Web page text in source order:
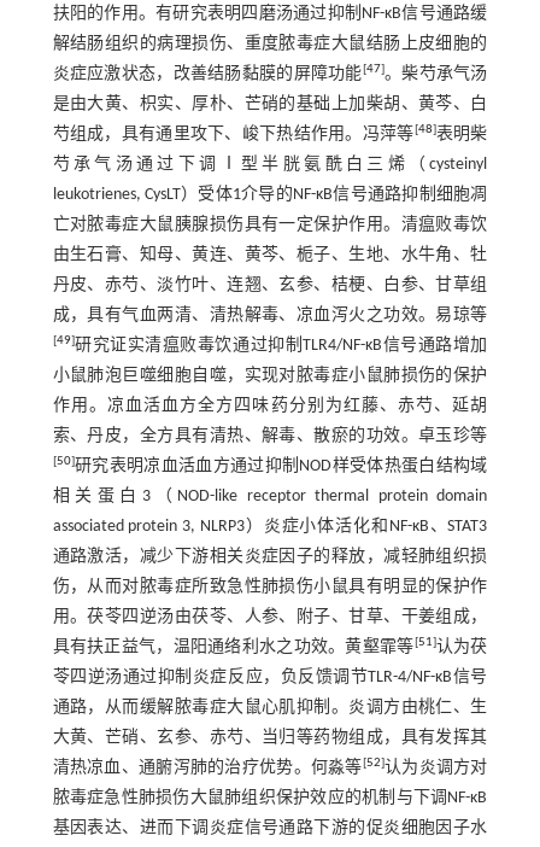
扶阳的作用。有研究表明四磨汤通过抑制NF-κB信号通路缓
解结肠组织的病理损伤、重度脓毒症大鼠结肠上皮细胞的
炎症应激状态，改善结肠黏膜的屏障功能[47]。柴芍承气汤
是由大黄、枳实、厚朴、芒硝的基础上加柴胡、黄芩、白
芍组成，具有通里攻下、峻下热结作用。冯萍等[48]表明柴
芍承气汤通过下调Ⅰ型半胱氨酰白三烯（cysteinyl
leukotrienes, CysLT）受体1介导的NF-κB信号通路抑制细胞凋
亡对脓毒症大鼠胰腺损伤具有一定保护作用。清瘟败毒饮
由生石膏、知母、黄连、黄芩、栀子、生地、水牛角、牡
丹皮、赤芍、淡竹叶、连翘、玄参、桔梗、白参、甘草组
成，具有气血两清、清热解毒、凉血泻火之功效。易琼等
[49]研究证实清瘟败毒饮通过抑制TLR4/NF-κB信号通路增加
小鼠肺泡巨噬细胞自噬，实现对脓毒症小鼠肺损伤的保护
作用。凉血活血方全方四味药分别为红藤、赤芍、延胡
索、丹皮，全方具有清热、解毒、散瘀的功效。卓玉珍等
[50]研究表明凉血活血方通过抑制NOD样受体热蛋白结构域
相关蛋白3（NOD-like receptor thermal protein domain
associated protein 3, NLRP3）炎症小体活化和NF-κB、STAT3
通路激活，减少下游相关炎症因子的释放，减轻肺组织损
伤，从而对脓毒症所致急性肺损伤小鼠具有明显的保护作
用。茯苓四逆汤由茯苓、人参、附子、甘草、干姜组成，
具有扶正益气，温阳通络利水之功效。黄壑霏等[51]认为茯
苓四逆汤通过抑制炎症反应，负反馈调节TLR-4/NF-κB信号
通路，从而缓解脓毒症大鼠心肌抑制。炎调方由桃仁、生
大黄、芒硝、玄参、赤芍、当归等药物组成，具有发挥其
清热凉血、通腑泻肺的治疗优势。何淼等[52]认为炎调方对
脓毒症急性肺损伤大鼠肺组织保护效应的机制与下调NF-κB
基因表达、进而下调炎症信号通路下游的促炎细胞因子水